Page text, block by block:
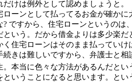
けは例外として認めましょうと。
ローンとして払ってるお金が確か
ですから、住宅ローンというの
いう。だから借金よりは多少楽だ
住宅ローンはそのまま払ってい
きは難しいですから、弁護士と相
本当に色々な方法があるんだと
いうことになると思います。と